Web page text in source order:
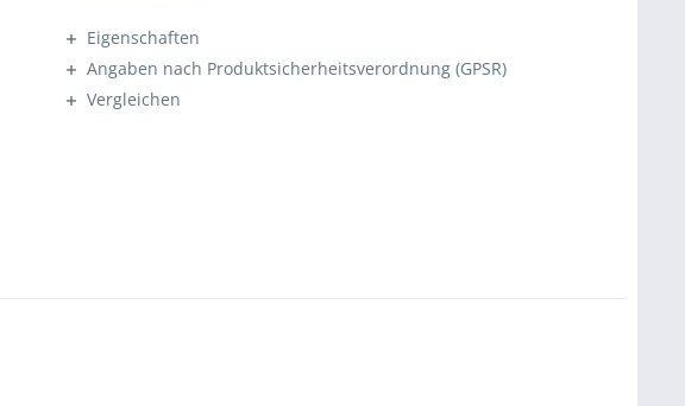
Eigenschaften
Angaben nach Produktsicherheitsverordnung (GPSR)
Vergleichen